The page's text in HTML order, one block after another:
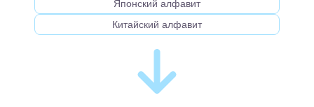
Японский алфавит
Китайский алфавит